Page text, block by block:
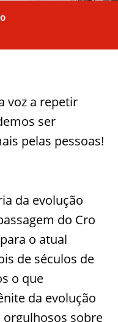
voz a repetir
ser
pelas pessoas!
da evolução
do Cro
o atual
de séculos de
o que
da evolução
orgulhosos sobre